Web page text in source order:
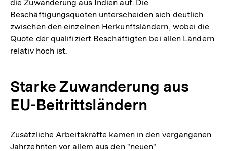
die Zuwanderung aus Indien auf. Die
Beschäftigungsquoten unterscheiden sich deutlich
zwischen den einzelnen Herkunftsländern, wobei die
Quote der qualifiziert Beschäftigten bei allen Ländern
relativ hoch ist.
Starke Zuwanderung aus
EU-Beitrittsländern
Zusätzliche Arbeitskräfte kamen in den vergangenen
Jahrzehnten vor allem aus den "neuen"